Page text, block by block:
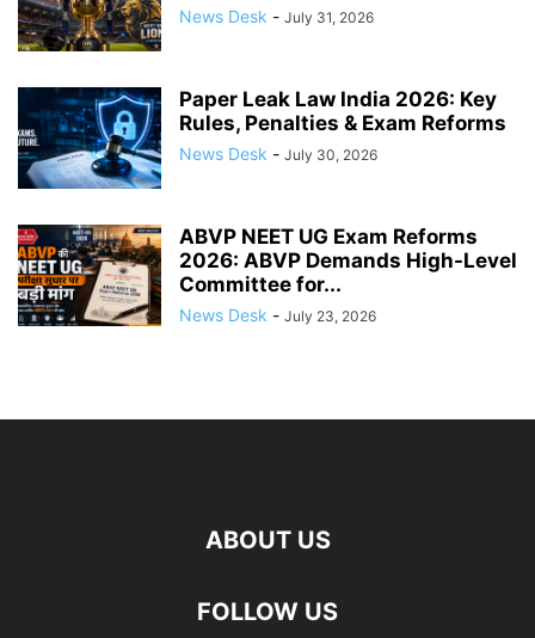
News Desk - July 31, 2026
Paper Leak Law India 2026: Key
Rules, Penalties & Exam Reforms
News Desk - July 30, 2026
ABVP NEET UG Exam Reforms
2026: ABVP Demands High-Level
Committee for...
News Desk - July 23, 2026
ABOUT US
FOLLOW US